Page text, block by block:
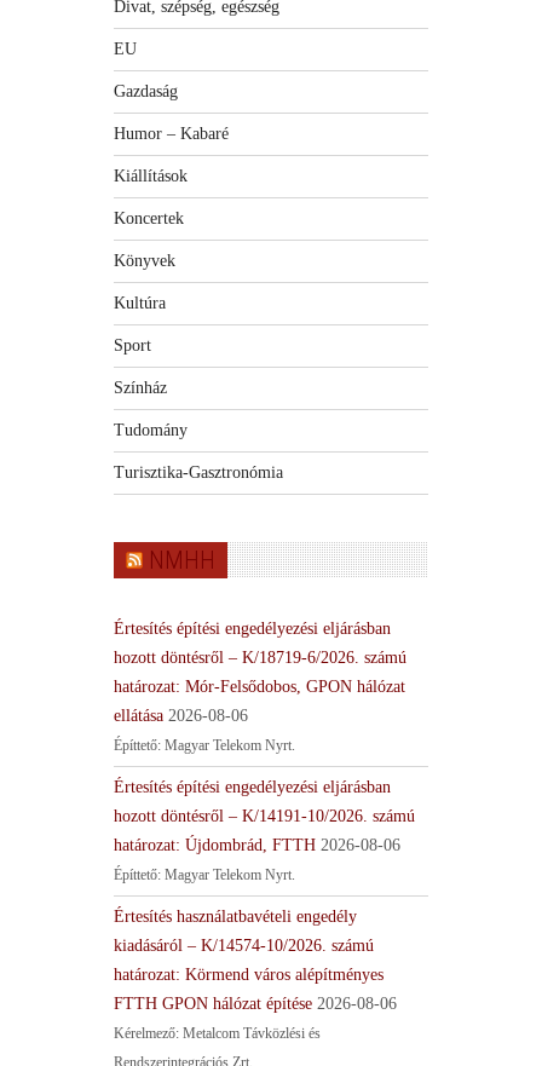
Divat, szépség, egészség
EU
Gazdaság
Humor – Kabaré
Kiállítások
Koncertek
Könyvek
Kultúra
Sport
Színház
Tudomány
Turisztika-Gasztronómia
NMHH
Értesítés építési engedélyezési eljárásban
hozott döntésről – K/18719-6/2026. számú
határozat: Mór-Felsődobos, GPON hálózat
ellátása 2026-08-06
Építtető: Magyar Telekom Nyrt.
Értesítés építési engedélyezési eljárásban
hozott döntésről – K/14191-10/2026. számú
határozat: Újdombrád, FTTH 2026-08-06
Építtető: Magyar Telekom Nyrt.
Értesítés használatbavételi engedély
kiadásáról – K/14574-10/2026. számú
határozat: Körmend város alépítményes
FTTH GPON hálózat építése 2026-08-06
Kérelmező: Metalcom Távközlési és
Rendszerintegrációs Zrt.